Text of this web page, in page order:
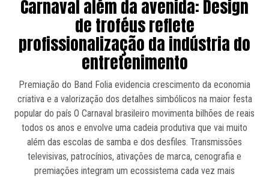
Carnaval além da avenida: Design
de troféus reflete
profissionalização da indústria do
entretenimento
Premiação do Band Folia evidencia crescimento da economia
criativa e a valorização dos detalhes simbólicos na maior festa
popular do país O Carnaval brasileiro movimenta bilhões de reais
todos os anos e envolve uma cadeia produtiva que vai muito
além das escolas de samba e dos desfiles. Transmissões
televisivas, patrocínios, ativações de marca, cenografia e
premiações integram um ecossistema cada vez mais